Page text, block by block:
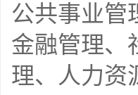
公共事业管
金融管理、
理、人力资